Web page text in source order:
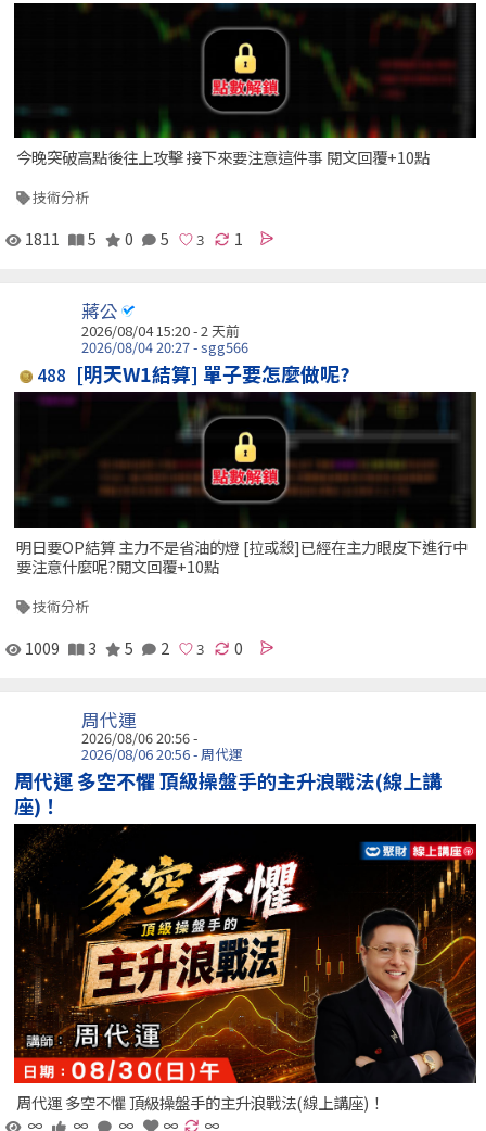
今晚突破高點後往上攻擊 接下來要注意這件事 閱文回覆+10點
技術分析
1811 5 0 5 1
蔣公
2026/08/04 15:20 - 2 天前
2026/08/04 20:27 - sgg566
488 [明天W1結算] 單子要怎麼做呢?
明日要OP結算 主力不是省油的燈 [拉或殺]已經在主力眼皮下進行中
要注意什麼呢?閱文回覆+10點
技術分析
1009 3 5 2 0
周代運
2026/08/06 20:56 -
2026/08/06 20:56 - 周代運
周代運 多空不懼 頂級操盤手的主升浪戰法(線上講
座)！
周代運 多空不懼 頂級操盤手的主升浪戰法(線上講座)！
∞
∞ ∞ ∞ ∞